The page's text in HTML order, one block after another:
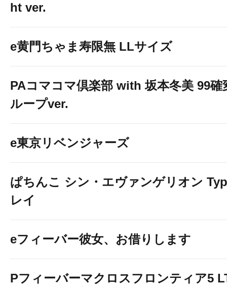
ht ver.
e黄門ちゃま寿限無 LLサイズ
PAコマコマ倶楽部 with 坂本冬美 99確
ループver.
e東京リベンジャーズ
ぱちんこ シン・エヴァンゲリオン
レイ
eフィーバー彼女、お借りします
Pフィーバーマクロスフロンティア5